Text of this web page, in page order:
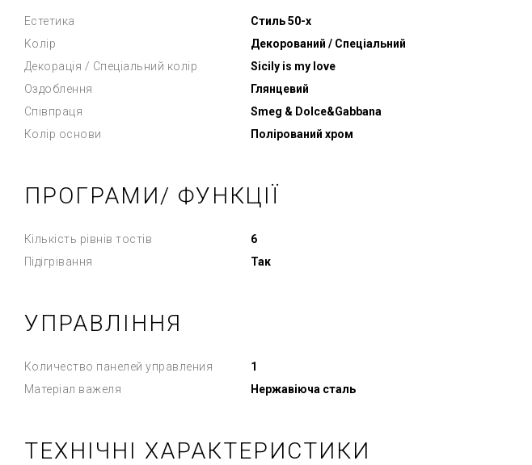
Естетика
Стиль 50-х
Колір
Декорований / Спеціальний
Декорація / Спеціальний колір
Sicily is my love
Оздоблення
Глянцевий
Співпраця
Smeg & Dolce&Gabbana
Колір основи
Полірований хром
ПРОГРАМИ/ ФУНКЦІЇ
Кількість рівнів тостів
6
Підігрівання
Так
УПРАВЛІННЯ
Количество панелей управления
1
Матеріал важеля
Нержавіюча сталь
ТЕХНІЧНІ ХАРАКТЕРИСТИКИ